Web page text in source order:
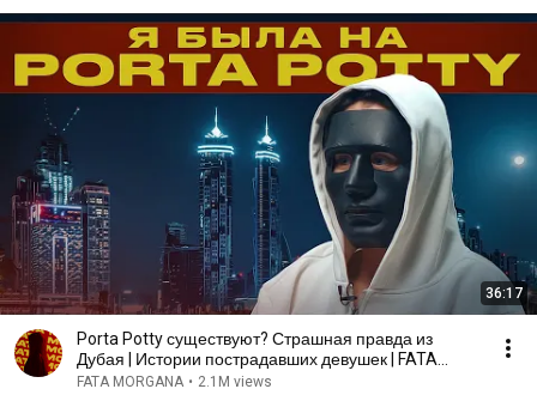
36:17
Porta Potty существуют? Страшная правда из
Дубая | Истории пострадавших девушек | FATA
MORGANA
FATA MORGANA • 2.1M views